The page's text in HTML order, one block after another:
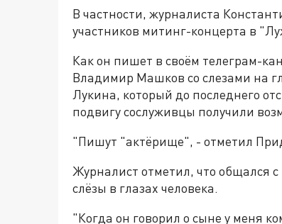
В частности, журналиста
участников митинг-концерта в
Как он пишет в своём телеграм-
Владимир Машков со слезами на
Лукина, который до последнего
подвигу сослуживцы получили
"Пишут "актёрище", - отметил
Журналист отметил, что общался
слёзы в глазах человека.
"Когда он говорил о сыне у меня